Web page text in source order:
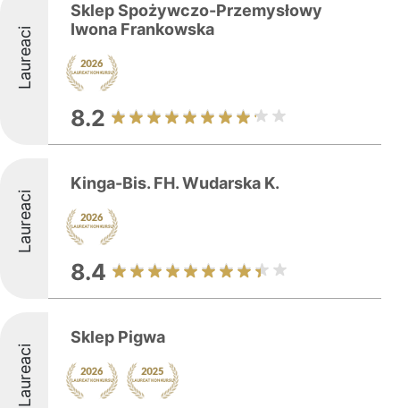
Laureaci
Sklep Spożywczo-Przemysłowy
Iwona Frankowska
8.2
Laureaci
Kinga-Bis. FH. Wudarska K.
8.4
Laureaci
Sklep Pigwa